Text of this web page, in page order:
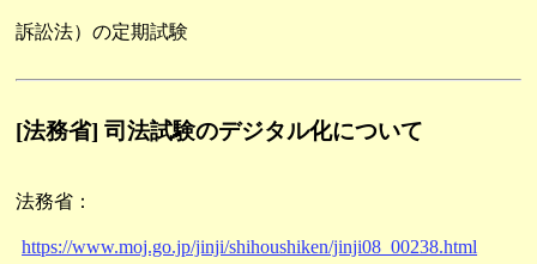
訴訟法）の定期試験
[法務省] 司法試験のデジタル化について
法務省：
https://www.moj.go.jp/jinji/shihoushiken/jinji08_00238.html